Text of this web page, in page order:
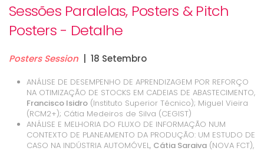
Sessões Paralelas, Posters & Pitch
Posters - Detalhe
Posters Session | 18 Setembro
ANÁLISE DE DESEMPENHO DE APRENDIZAGEM POR REFORÇO
NA OTIMIZAÇÃO DE STOCKS EM CADEIAS DE ABASTECIMENTO,
Francisco Isidro (Instituto Superior Técnico); Miguel Vieira
(RCM2+); Cátia Medeiros de Silva (CEGIST)
ANÁLISE E MELHORIA DO FLUXO DE INFORMAÇÃO NUM
CONTEXTO DE PLANEAMENTO DA PRODUÇÃO: UM ESTUDO DE
CASO NA INDÚSTRIA AUTOMÓVEL, Cátia Saraiva (NOVA FCT),